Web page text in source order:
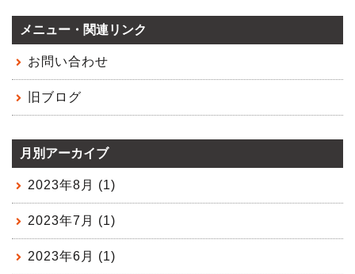
メニュー・関連リンク
お問い合わせ
旧ブログ
月別アーカイブ
2023年8月 (1)
2023年7月 (1)
2023年6月 (1)